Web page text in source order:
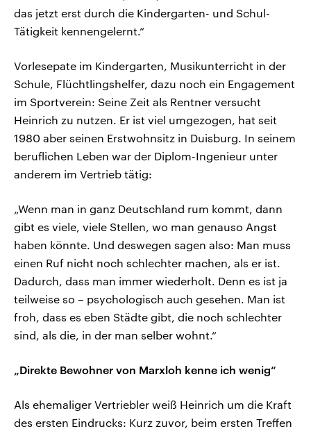
das jetzt erst durch die Kindergarten- und Schul-
Tätigkeit kennengelernt.“
Vorlesepate im Kindergarten, Musikunterricht in der
Schule, Flüchtlingshelfer, dazu noch ein Engagement
im Sportverein: Seine Zeit als Rentner versucht
Heinrich zu nutzen. Er ist viel umgezogen, hat seit
1980 aber seinen Erstwohnsitz in Duisburg. In seinem
beruflichen Leben war der Diplom-Ingenieur unter
anderem im Vertrieb tätig:
„Wenn man in ganz Deutschland rum kommt, dann
gibt es viele, viele Stellen, wo man genauso Angst
haben könnte. Und deswegen sagen also: Man muss
einen Ruf nicht noch schlechter machen, als er ist.
Dadurch, dass man immer wiederholt. Denn es ist ja
teilweise so – psychologisch auch gesehen. Man ist
froh, dass es eben Städte gibt, die noch schlechter
sind, als die, in der man selber wohnt.“
„Direkte Bewohner von Marxloh kenne ich wenig“
Als ehemaliger Vertriebler weiß Heinrich um die Kraft
des ersten Eindrucks: Kurz zuvor, beim ersten Treffen